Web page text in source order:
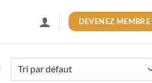
DEVENEZ MEMBRE